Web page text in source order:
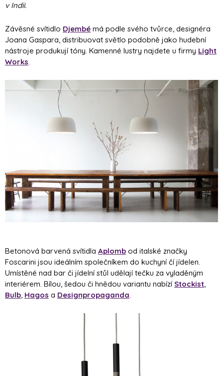
v Indii.
Závěsné svítidlo Djembé má podle svého tvůrce, designéra
Joana Gaspara, distribuovat světlo podobně jako hudební
nástroje produkují tóny. Kamenné lustry najdete u firmy Light
Works.
Betonová barvená svítidla Aplomb od italské značky
Foscarini jsou ideálním společníkem do kuchyní čí jídelen.
Umístěné nad bar či jídelní stůl udělají tečku za vyladěným
interiérem. Bílou, šedou či hnědou variantu nabízí Stockist,
Bulb, Hagos a Designpropaganda.